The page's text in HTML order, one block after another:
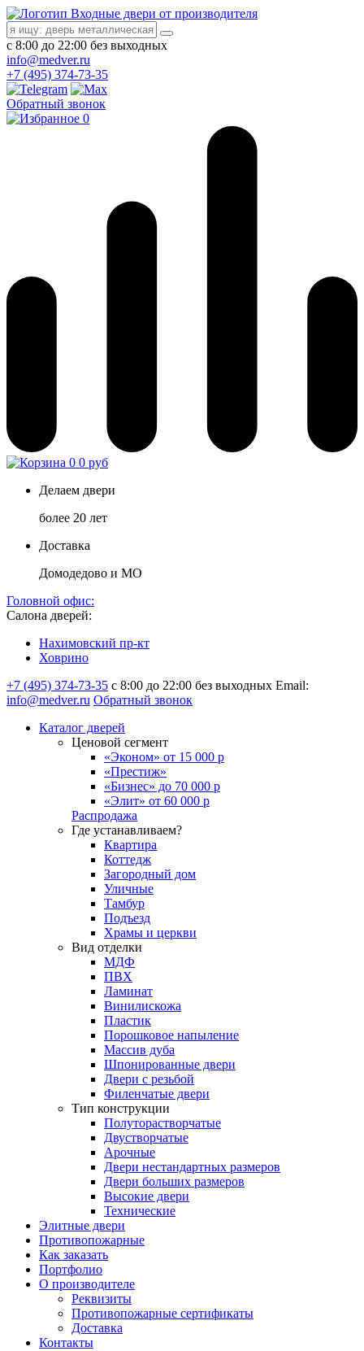
Входные двери от производителя
с 8:00 до 22:00 без выходных
info@medver.ru
+7 (495) 374-73-35
Обратный звонок
0
0 0 руб
Делаем двери
более 20 лет
Доставка
Домодедово и МО
Головной офис:
Салона дверей:
Нахимовский пр-кт
Ховрино
+7 (495) 374-73-35 с 8:00 до 22:00 без выходных Email:
info@medver.ru Обратный звонок
Каталог дверей
Ценовой сегмент
«Эконом» от 15 000 р
«Престиж»
«Бизнес» до 70 000 р
«Элит» от 60 000 р
Распродажа
Где устанавливаем?
Квартира
Коттедж
Загородный дом
Уличные
Тамбур
Подъезд
Храмы и церкви
Вид отделки
МДФ
ПВХ
Ламинат
Винилискожа
Пластик
Порошковое напыление
Массив дуба
Шпонированные двери
Двери с резьбой
Филенчатые двери
Тип конструкции
Полуторастворчатые
Двустворчатые
Арочные
Двери нестандартных размеров
Двери больших размеров
Высокие двери
Технические
Элитные двери
Противопожарные
Как заказать
Портфолио
О производителе
Реквизиты
Противопожарные сертификаты
Доставка
Контакты